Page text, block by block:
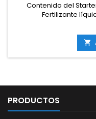
Contenido del
Fertilizante
floración.Bio·Grow 1 L
fase de
floración que
resina.Bio·Heaven

PRODUCTOS